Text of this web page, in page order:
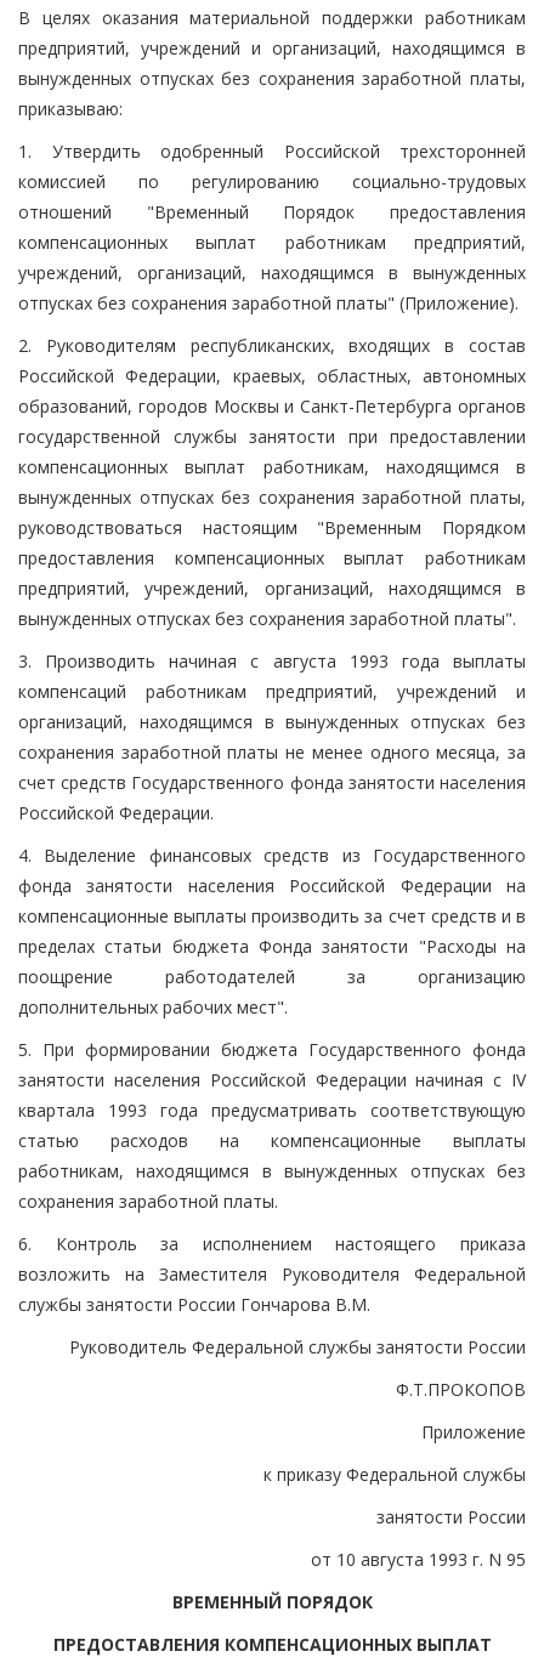
В целях оказания материальной поддержки работникам
предприятий, учреждений и организаций, находящимся в
вынужденных отпусках без сохранения заработной платы,
приказываю:
1. Утвердить одобренный Российской трехсторонней
комиссией по регулированию социально-трудовых
отношений "Временный Порядок предоставления
компенсационных выплат работникам предприятий,
учреждений, организаций, находящимся в вынужденных
отпусках без сохранения заработной платы" (Приложение).
2. Руководителям республиканских, входящих в состав
Российской Федерации, краевых, областных, автономных
образований, городов Москвы и Санкт-Петербурга органов
государственной службы занятости при предоставлении
компенсационных выплат работникам, находящимся в
вынужденных отпусках без сохранения заработной платы,
руководствоваться настоящим "Временным Порядком
предоставления компенсационных выплат работникам
предприятий, учреждений, организаций, находящимся в
вынужденных отпусках без сохранения заработной платы".
3. Производить начиная с августа 1993 года выплаты
компенсаций работникам предприятий, учреждений и
организаций, находящимся в вынужденных отпусках без
сохранения заработной платы не менее одного месяца, за
счет средств Государственного фонда занятости населения
Российской Федерации.
4. Выделение финансовых средств из Государственного
фонда занятости населения Российской Федерации на
компенсационные выплаты производить за счет средств и в
пределах статьи бюджета Фонда занятости "Расходы на
поощрение работодателей за организацию
дополнительных рабочих мест".
5. При формировании бюджета Государственного фонда
занятости населения Российской Федерации начиная с IV
квартала 1993 года предусматривать соответствующую
статью расходов на компенсационные выплаты
работникам, находящимся в вынужденных отпусках без
сохранения заработной платы.
6. Контроль за исполнением настоящего приказа
возложить на Заместителя Руководителя Федеральной
службы занятости России Гончарова В.М.
Руководитель Федеральной службы занятости России
Ф.Т.ПРОКОПОВ
Приложение
к приказу Федеральной службы
занятости России
от 10 августа 1993 г. N 95
ВРЕМЕННЫЙ ПОРЯДОК
ПРЕДОСТАВЛЕНИЯ КОМПЕНСАЦИОННЫХ ВЫПЛАТ